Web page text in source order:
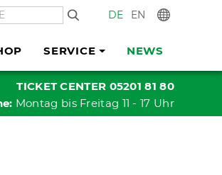
SUCHE DE EN
SERVICE NEWS
TICKET CENTER 05201 81 80
Montag bis Freitag 11 - 17 Uhr